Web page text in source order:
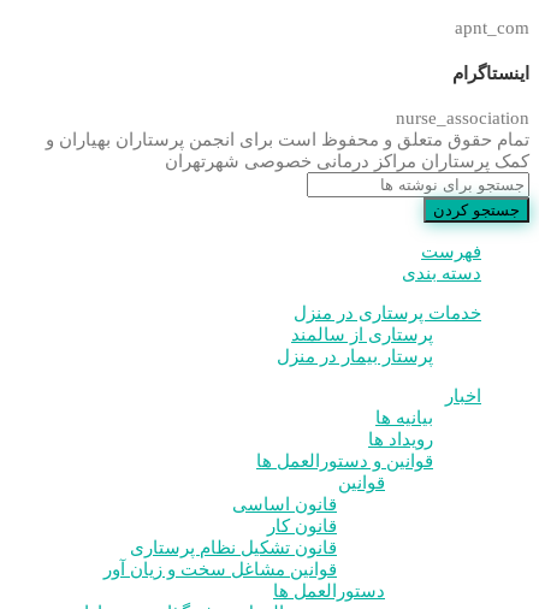
apnt_com
اینستاگرام
nurse_association
تمام حقوق متعلق و محفوظ است برای انجمن پرستاران بهیاران و
کمک پرستاران مراکز درمانی خصوصی شهرتهران
جستجو کردن
فهرست
دسته بندی
خدمات پرستاری در منزل
پرستاری از سالمند
پرستار بیمار در منزل
اخبار
بیانیه ها
رویداد ها
قوانین و دستورالعمل ها
قوانین
قانون اساسی
قانون کار
قانون تشکیل نظام پرستاری
قوانین مشاغل سخت و زیان آور
دستورالعمل ها